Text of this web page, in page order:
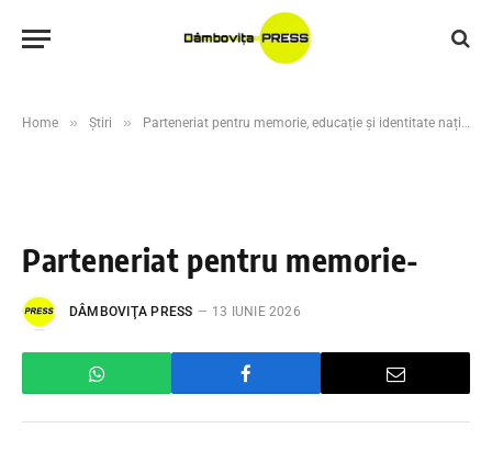
Home » Știri » Parteneriat pentru memorie, educație și identitate națională
Parteneriat pentru memorie-
DÂMBOVIŢA PRESS 13 IUNIE 2026